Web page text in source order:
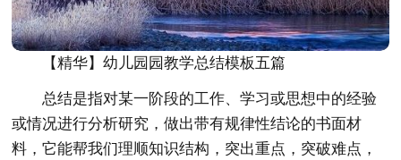
【精华】幼儿园园教学总结模板五篇
总结是指对某一阶段的工作、学习或思想中的经验
或情况进行分析研究，做出带有规律性结论的书面材
料，它能帮我们理顺知识结构，突出重点，突破难点，